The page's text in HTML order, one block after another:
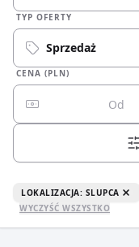
TYP OFERTY
Sprzedaż
CENA (PLN)
LOKALIZACJA: SLUPCA
WYCZYŚĆ WSZYSTKO